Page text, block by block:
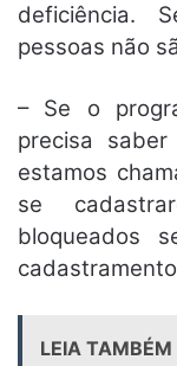
deficiência.
pessoas não
– Se o
precisa
estamos
se
bloqueados
LEIA TAMBÉM